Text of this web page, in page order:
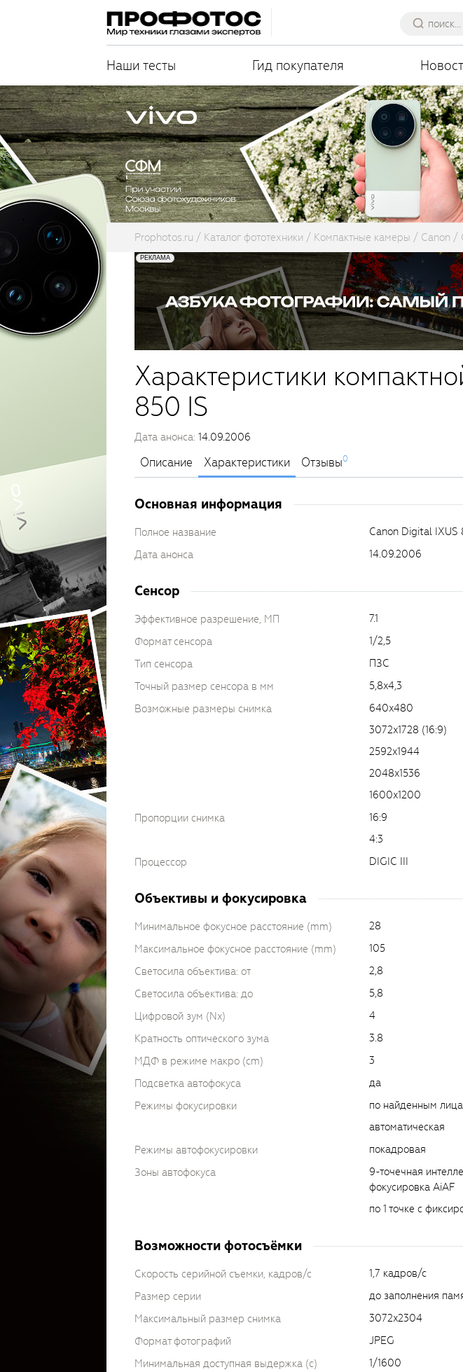
Наши тесты Гид покупателя
Prophotos.ru Каталог фототехники Компактные камеры Canon
Характеристики
850 IS
Дата анонса: 14.09.2006
Описание Характеристики Отзывы0
Основная информация
Полное название
Canon Digital IXUS
Дата анонса
14.09.2006
Сенсор
Эффективное разрешение, МП
7.1
Формат сенсора
1/2,5
Тип сенсора
ПЗС
Точный размер сенсора в мм
5,8x4,3
Возможные размеры снимка
640x480
3072x1728 (16:9)
2592x1944
2048x1536
1600x1200
Пропорции снимка
16:9
4:3
Процессор
DIGIC III
Объективы и фокусировка
Минимальное фокусное расстояние (mm)
28
Максимальное фокусное расстояние (mm)
105
Светосила объектива: от
2,8
Светосила объектива: до
5,8
Цифровой зум (Nx)
4
Кратность оптического зума
3.8
МДФ в режиме макро (cm)
3
Подсветка автофокуса
да
Режимы фокусировки
по найденным
автоматическая
Режимы автофокусировки
покадровая
Зоны автофокуса
9-точечная
фокусировка AiAF
по 1 точке с
Возможности фотосъёмки
Скорость серийной съемки, кадров/с
1,7 кадров/с
Размер серии
до заполнения
Максимальный размер снимка
3072x2304
Формат фотографий
JPEG
Минимальная доступная выдержка (c)
1/1600